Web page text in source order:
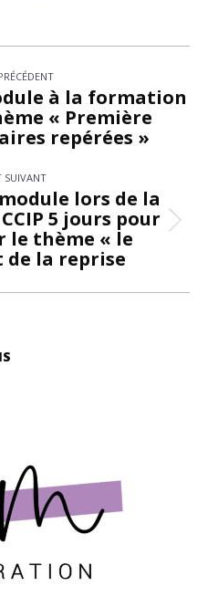
Onglet
précédent
à la formation
« Première
repérées »
SUIVANT
Onglet
suivant
lors de la
5 jours pour
le thème « le
la reprise